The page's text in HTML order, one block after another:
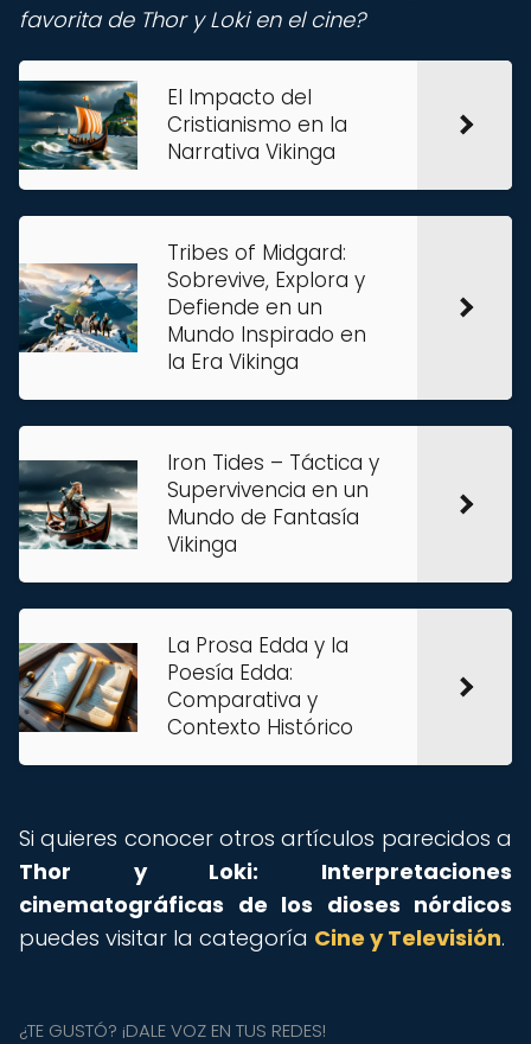
favorita de Thor y Loki en el cine?
El Impacto del
Cristianismo en la
Narrativa Vikinga
Tribes of Midgard:
Sobrevive, Explora y
Defiende en un
Mundo Inspirado en
la Era Vikinga
Iron Tides – Táctica y
Supervivencia en un
Mundo de Fantasía
Vikinga
La Prosa Edda y la
Poesía Edda:
Comparativa y
Contexto Histórico
Si quieres conocer otros artículos parecidos a
Thor y Loki: Interpretaciones
cinematográficas de los dioses nórdicos
puedes visitar la categoría Cine y Televisión.
¿TE GUSTÓ? ¡DALE VOZ EN TUS REDES!